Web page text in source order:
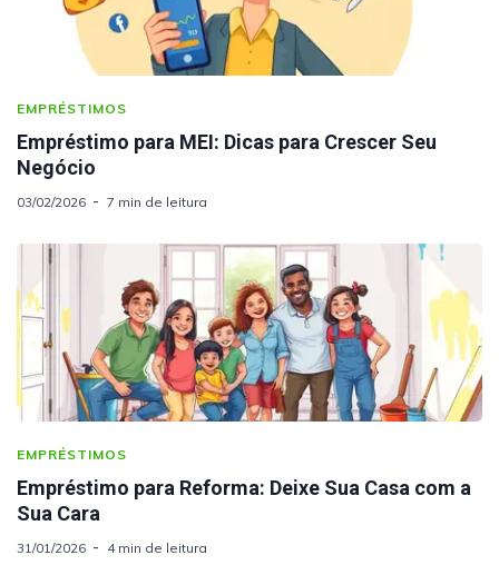
EMPRÉSTIMOS
Empréstimo para MEI: Dicas para Crescer Seu
Negócio
03/02/2026 7 min de leitura
EMPRÉSTIMOS
Empréstimo para Reforma: Deixe Sua Casa com a
Sua Cara
31/01/2026 4 min de leitura